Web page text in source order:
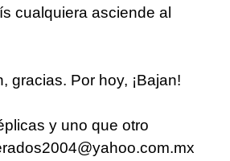
cualquiera asciende al
gracias. Por hoy, ¡Bajan!
y uno que otro